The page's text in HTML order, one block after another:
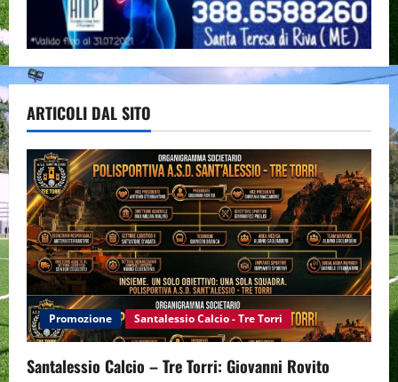
ARTICOLI DAL SITO
Promozione Santalessio Calcio - Tre Torri
Santalessio Calcio – Tre Torri: Giovanni Rovito